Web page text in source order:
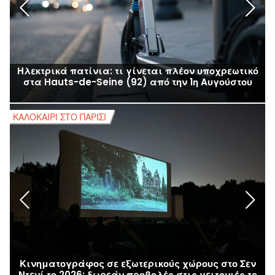
Ηλεκτρικά πατίνια: τι γίνεται πλέον υποχρεωτικό
στα Hauts-de-Seine (92) από την 1η Αυγούστου
Κινηματογράφος σε εξωτερικούς χώρους στο Σεν
ΚΑΛΟΚΑΊΡΙ ΣΤΟ ΠΑΡΊΣΙ